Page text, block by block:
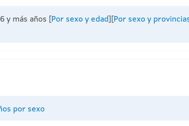
y más años Por sexo y edad Por sexo y
por sexo